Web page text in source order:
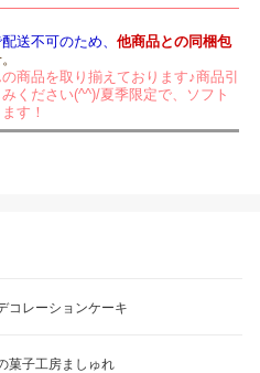
送不可のため、 他商品との同梱包
商品を取り揃えております♪商品引
ください(^^)/夏季限定で、ソフト
す！
コレーションケーキ
菓子工房ましゅれ